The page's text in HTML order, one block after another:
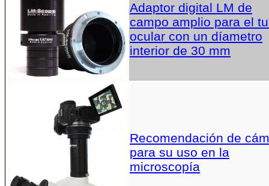
Adaptor digital LM de
campo amplio para el
ocular con un díametro
interior de 30 mm
Recomendación de
para su uso en la
microscopía